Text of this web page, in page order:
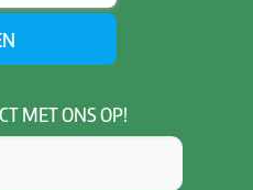
MET ONS OP!